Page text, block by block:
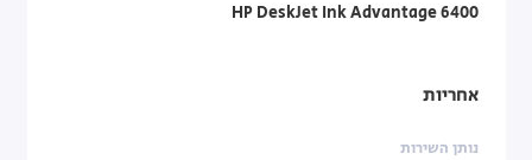
HP DeskJet Ink Advantage 6400
אחריות
נותן השירות